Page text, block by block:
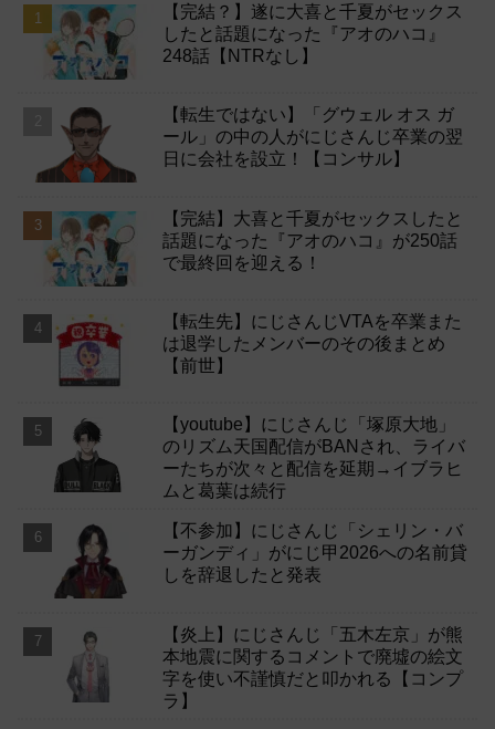
【完結？】遂に大喜と千夏がセックス
したと話題になった『アオのハコ』
248話【NTRなし】
【転生ではない】「グウェル オス ガ
ール」の中の人がにじさんじ卒業の翌
日に会社を設立！【コンサル】
【完結】大喜と千夏がセックスしたと
話題になった『アオのハコ』が250話
で最終回を迎える！
【転生先】にじさんじVTAを卒業また
は退学したメンバーのその後まとめ
【前世】
【youtube】にじさんじ「塚原大地」
のリズム天国配信がBANされ、ライバ
ーたちが次々と配信を延期→イブラヒ
ムと葛葉は続行
【不参加】にじさんじ「シェリン・バ
ーガンディ」がにじ甲2026への名前貸
しを辞退したと発表
【炎上】にじさんじ「五木左京」が熊
本地震に関するコメントで廃墟の絵文
字を使い不謹慎だと叩かれる【コンプ
ラ】